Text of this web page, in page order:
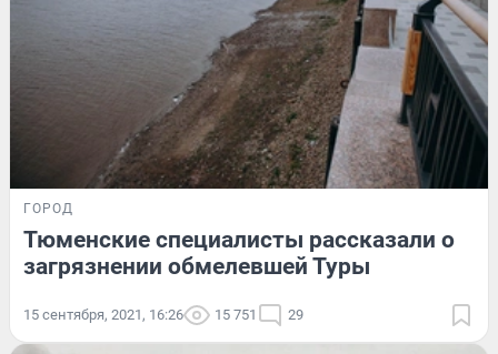
ГОРОД
Тюменские специалисты рассказали о
загрязнении обмелевшей Туры
15 сентября, 2021, 16:26 15 751 29